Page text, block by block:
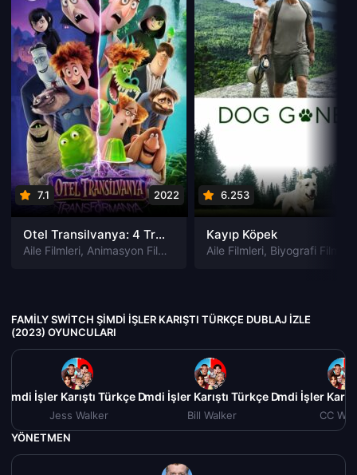
7.1 2022
Otel Transilvanya: 4 Transformanya izle
Aile Filmleri, Animasyon Filmleri Fantastik Filmleri,Komedi
6.253
Kayıp Köpek
Aile Filmleri, Biyografi Filmleri
FAMILY SWITCH ŞIMDI İŞLER KARIŞTI TÜRKÇE DUBLAJ IZLE
(2023) OYUNCULARI
İşler Karıştı Türkçe Dublaj izle (2023)
Jess Walker
Family Switch Şimdi İşler Karıştı Türkçe Dublaj izle
Bill Walker
Family Switch Şimdi İşler
CC
YÖNETMEN